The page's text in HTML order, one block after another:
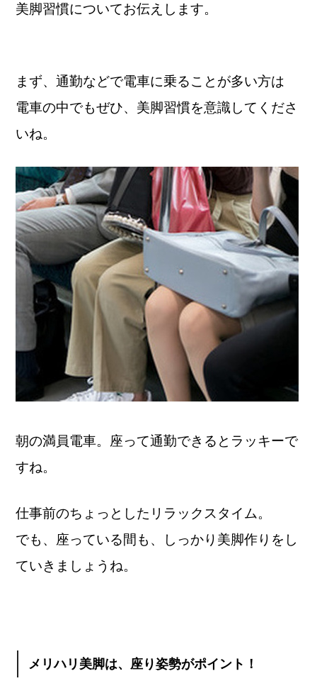
美脚習慣についてお伝えします。
まず、通勤などで電車に乗ることが多い方は
電車の中でもぜひ、 美脚習慣を意識してくださ
いね。
朝の満員電車。座って通勤できるとラッキーで
すね。
仕事前のちょっとしたリラックスタイム。
でも、座っている間も、しっかり美脚作りをし
ていきましょうね。
メリハリ美脚は、座り姿勢がポイント！